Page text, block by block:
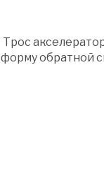
обратной